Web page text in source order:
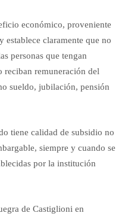
económico, prove­niente
cla­ramente que no
per­sonas que tengan
reci­ban remuneración del
sueldo, jubilación, pensión
tiene calidad de subsi­dio no
siem­pre y cuando se
por la institución